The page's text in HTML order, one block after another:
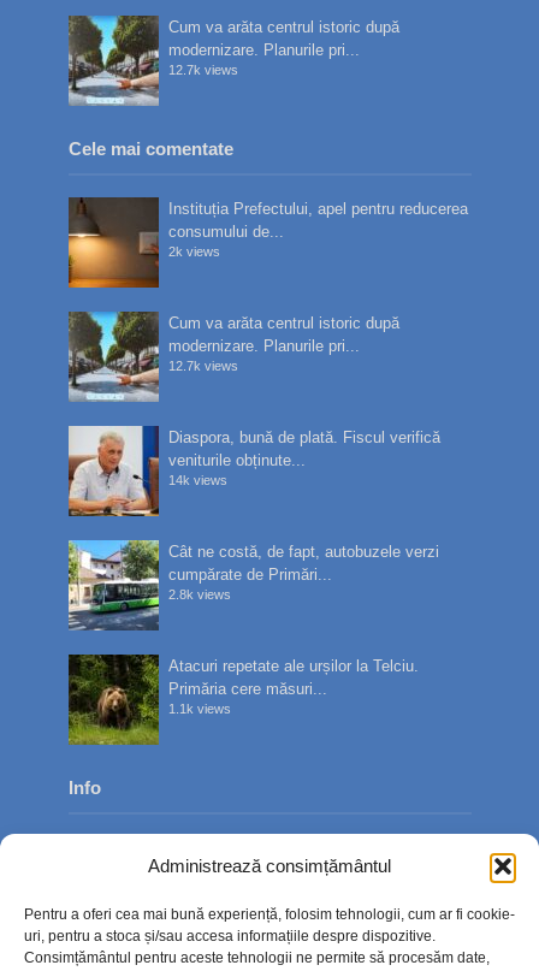
Administrează consimțământul
Pentru a oferi cea mai bună experiență, folosim tehnologii, cum ar fi cookie-
uri, pentru a stoca și/sau accesa informațiile despre dispozitive.
Consimțământul pentru aceste tehnologii ne permite să procesăm date,
Cum va arăta centrul istoric după
modernizare. Planurile pri...
12.7k views
Cele mai comentate
Instituția Prefectului, apel pentru reducerea
consumului de...
2k views
Cum va arăta centrul istoric după
modernizare. Planurile pri...
12.7k views
Diaspora, bună de plată. Fiscul verifică
veniturile obținute...
14k views
Cât ne costă, de fapt, autobuzele verzi
cumpărate de Primări...
2.8k views
Atacuri repetate ale urșilor la Telciu.
Primăria cere măsuri...
1.1k views
Info
Contact